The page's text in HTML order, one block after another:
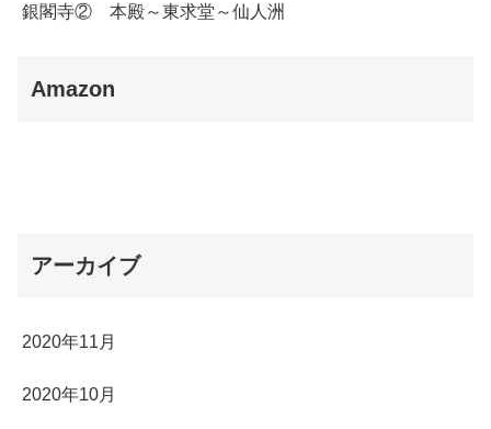
銀閣寺② 本殿～東求堂～仙人洲
Amazon
アーカイブ
2020年11月
2020年10月